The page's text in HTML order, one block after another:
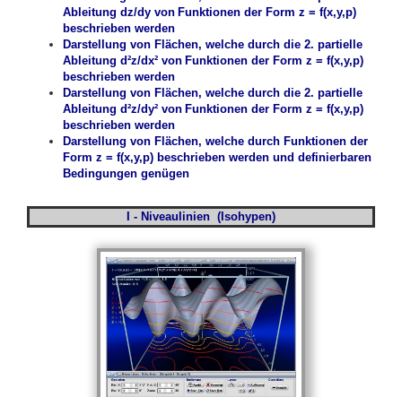
Ableitung dz/dy von Funktionen der Form z = f(x,y,p)
beschrieben werden
Darstellung von Flächen, welche durch die 2. partielle
Ableitung d²z/dx² von Funktionen der Form z = f(x,y,p)
beschrieben werden
Darstellung von Flächen, welche durch die 2. partielle
Ableitung d²z/dy² von Funktionen der Form z = f(x,y,p)
beschrieben werden
Darstellung von Flächen, welche durch Funktionen der
Form z = f(x,y,p) beschrieben werden und definierbaren
Bedingungen genügen
I - Niveaulinien (Isohypen)